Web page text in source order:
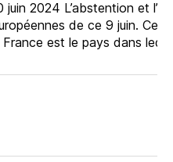
2024 L’abstention et
de ce 9 juin.
est le pays dans